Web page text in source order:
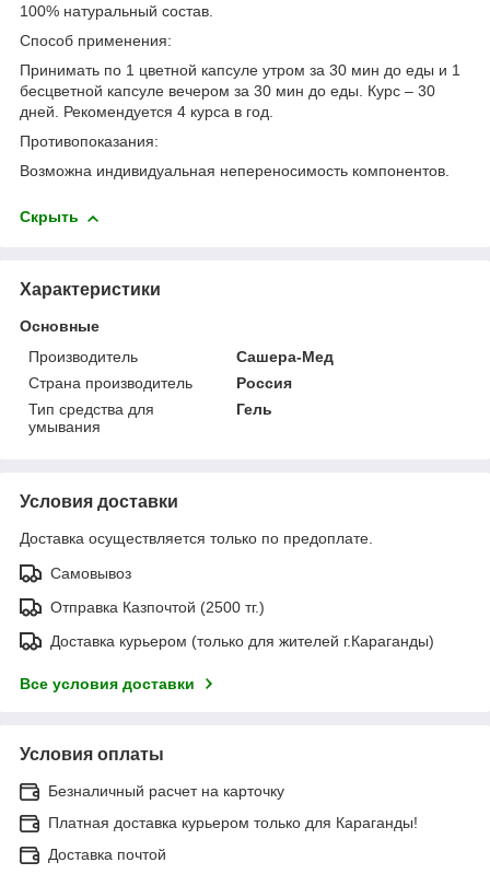
100% натуральный состав.
Способ применения:
Принимать по 1 цветной капсуле утром за 30 мин до еды и 1
бесцветной капсуле вечером за 30 мин до еды. Курс – 30
дней. Рекомендуется 4 курса в год.
Противопоказания:
Возможна индивидуальная непереносимость компонентов.
Скрыть
Характеристики
Основные
Производитель
Сашера-Мед
Страна производитель
Россия
Тип средства для
умывания
Гель
Условия доставки
Доставка осуществляется только по предоплате.
Самовывоз
Отправка Казпочтой (2500 тг.)
Доставка курьером (только для жителей г.Караганды)
Все условия доставки
Условия оплаты
Безналичный расчет на карточку
Платная доставка курьером только для Караганды!
Доставка почтой